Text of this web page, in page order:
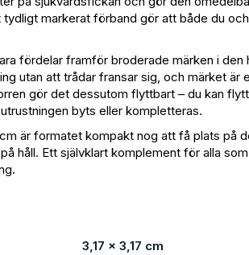
tydligt markerat förband gör att både du
fördelar framför broderade märken i
utan att trådar fransar sig, och märket är
gör det dessutom flyttbart – du kan
byts eller kompletteras.
är formatet kompakt nog att få plats på
håll. Ett självklart komplement för alla
3,17 × 3,17 cm